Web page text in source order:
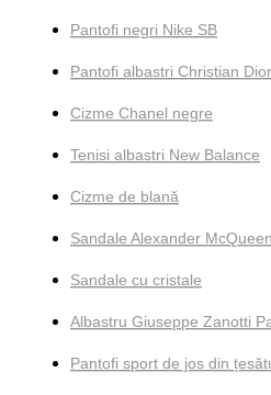
Pantofi negri Nike SB
Pantofi albastri Christian Dior
Cizme Chanel negre
Tenisi albastri New Balance
Cizme de blană
Sandale Alexander McQueen
Sandale cu cristale
Albastru Giuseppe Zanotti
Pantofi sport de jos din